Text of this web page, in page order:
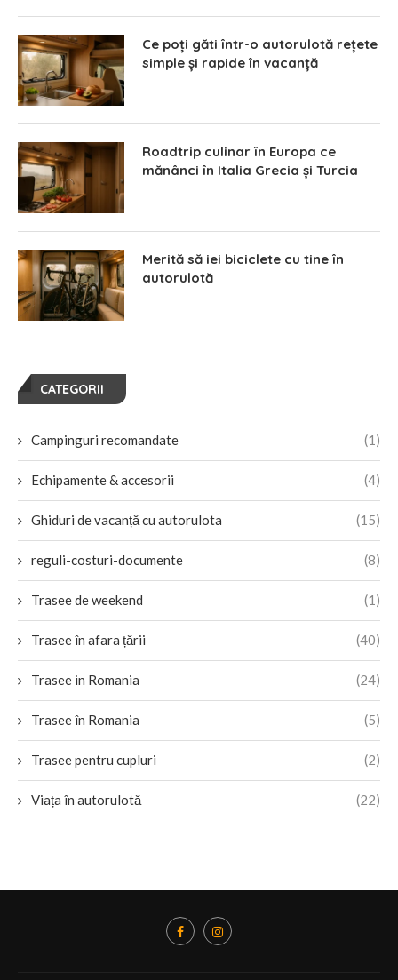
Ce poți găti într-o autorulotă rețete
simple și rapide în vacanță
Roadtrip culinar în Europa ce
mănânci în Italia Grecia și Turcia
Merită să iei biciclete cu tine în
autorulotă
CATEGORII
Campinguri recomandate (1)
Echipamente & accesorii (4)
Ghiduri de vacanță cu autorulota (15)
reguli-costuri-documente (8)
Trasee de weekend (1)
Trasee în afara țării (40)
Trasee in Romania (24)
Trasee în Romania (5)
Trasee pentru cupluri (2)
Viața în autorulotă (22)